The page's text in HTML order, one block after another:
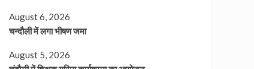
August 6, 2026
चन्दौली में लगा भीषण जमा
August 5, 2026